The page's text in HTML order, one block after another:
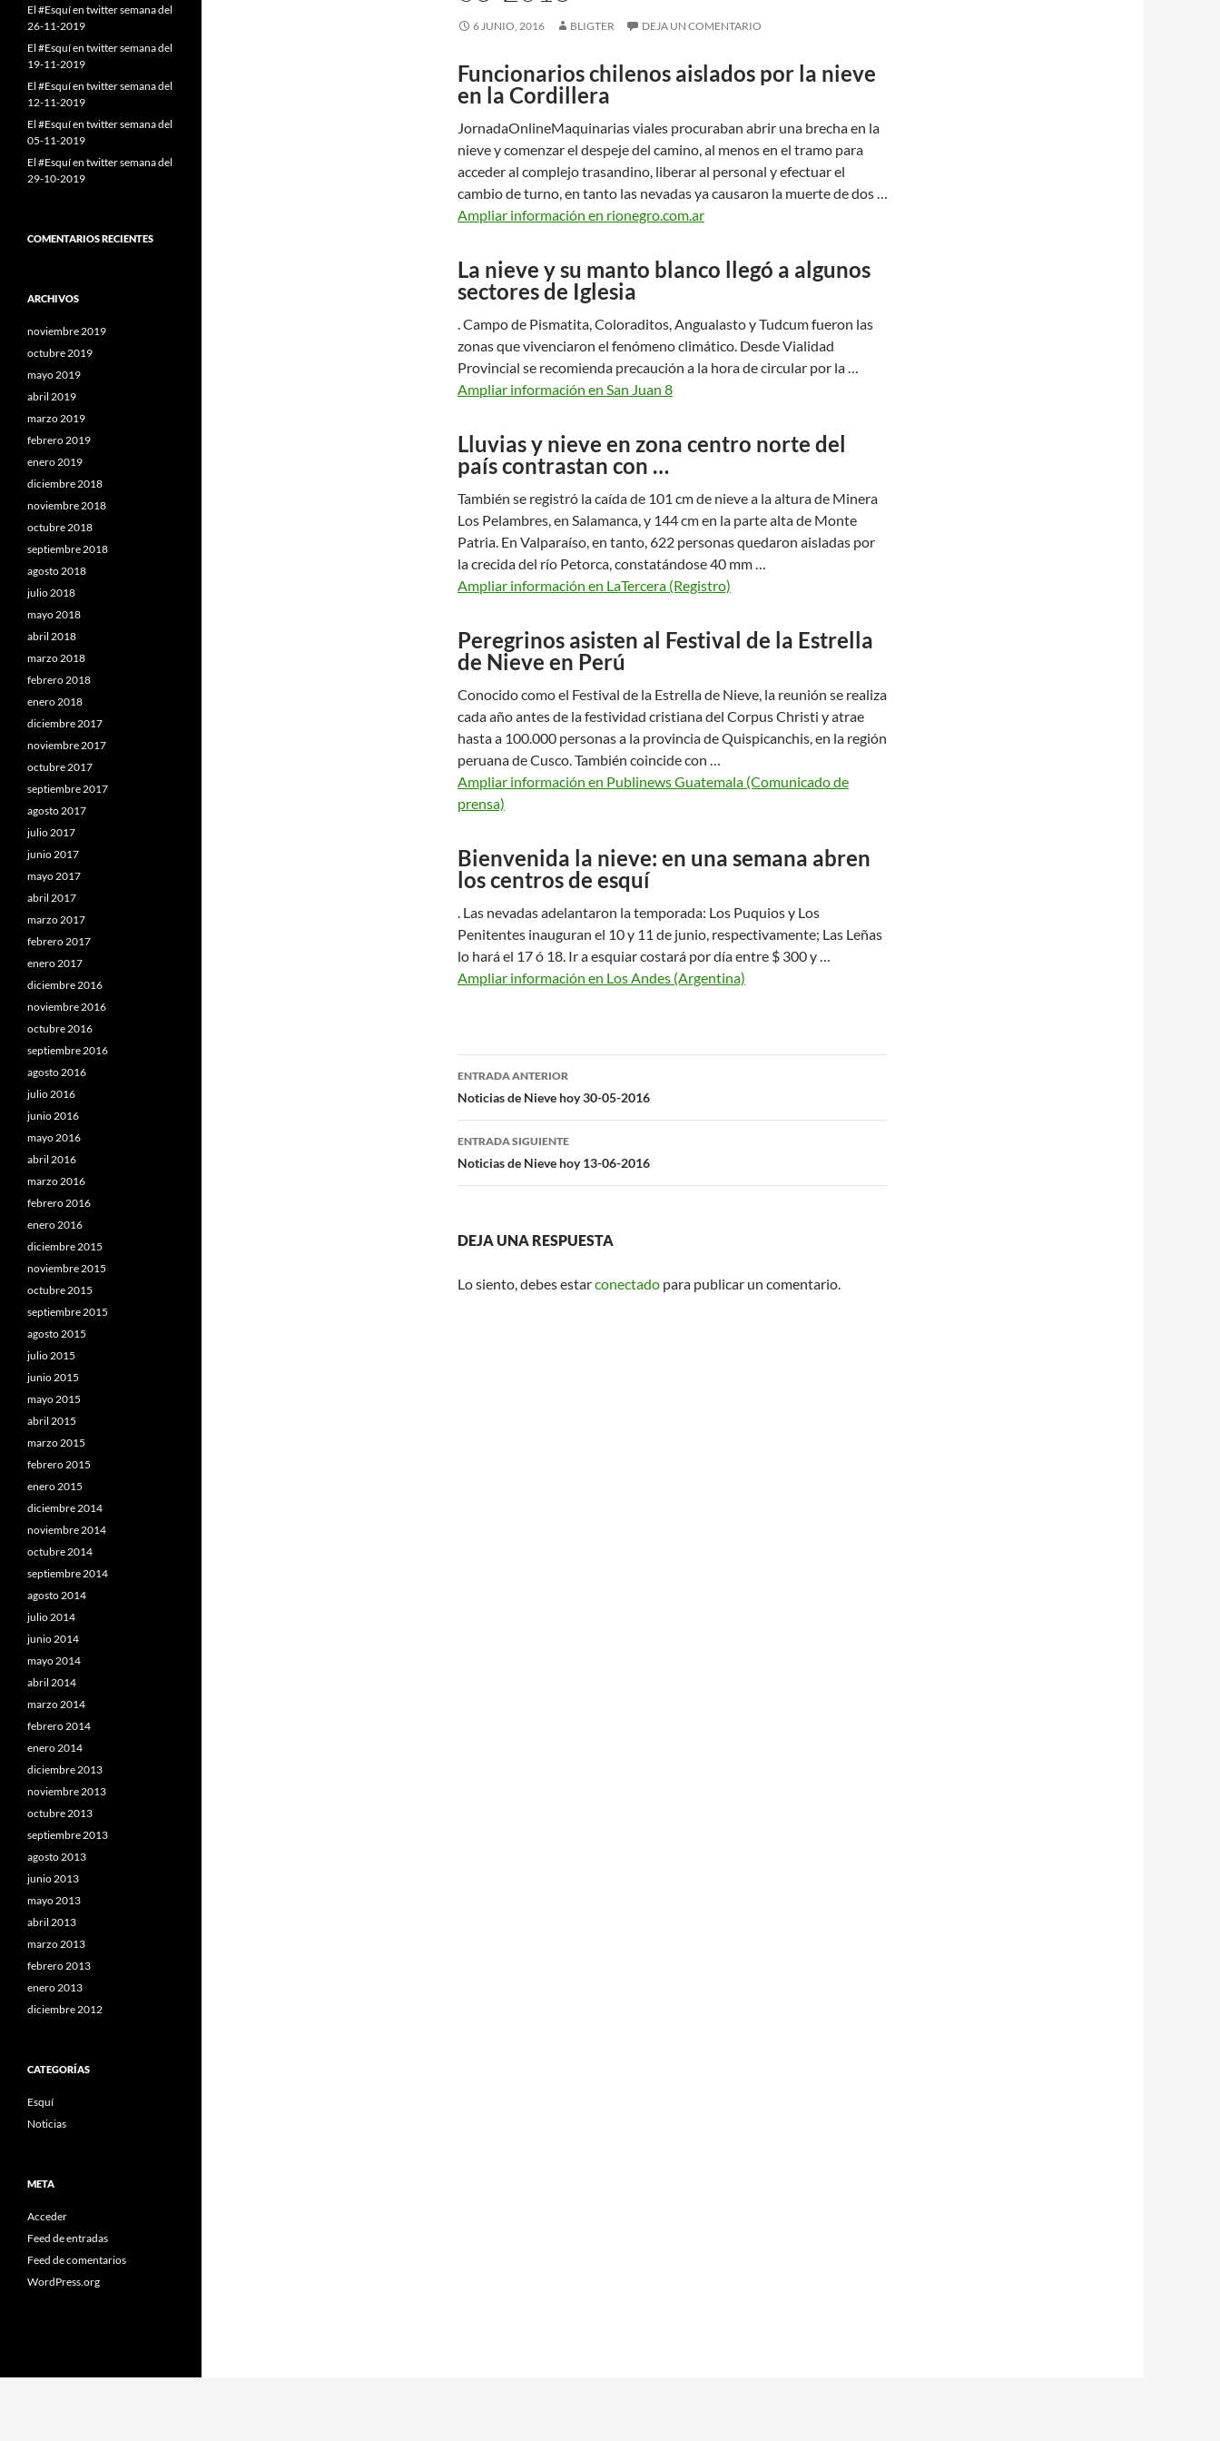
6 JUNIO, 2016 BLIGTER DEJA UN COMENTARIO
Funcionarios chilenos aislados por la nieve
en la Cordillera
JornadaOnlineMaquinarias viales procuraban abrir una brecha en la
nieve y comenzar el despeje del camino, al menos en el tramo para
acceder al complejo trasandino, liberar al personal y efectuar el
cambio de turno, en tanto las nevadas ya causaron la muerte de dos …
Ampliar información en rionegro.com.ar
La nieve y su manto blanco llegó a algunos
sectores de Iglesia
. Campo de Pismatita, Coloraditos, Angualasto y Tudcum fueron las
zonas que vivenciaron el fenómeno climático. Desde Vialidad
Provincial se recomienda precaución a la hora de circular por la …
Ampliar información en San Juan 8
Lluvias y nieve en zona centro norte del
país contrastan con …
También se registró la caída de 101 cm de nieve a la altura de Minera
Los Pelambres, en Salamanca, y 144 cm en la parte alta de Monte
Patria. En Valparaíso, en tanto, 622 personas quedaron aisladas por
la crecida del río Petorca, constatándose 40 mm …
Ampliar información en LaTercera (Registro)
Peregrinos asisten al Festival de la Estrella
de Nieve en Perú
Conocido como el Festival de la Estrella de Nieve, la reunión se realiza
cada año antes de la festividad cristiana del Corpus Christi y atrae
hasta a 100.000 personas a la provincia de Quispicanchis, en la región
peruana de Cusco. También coincide con …
Ampliar información en Publinews Guatemala (Comunicado de
prensa)
Bienvenida la nieve: en una semana abren
los centros de esquí
. Las nevadas adelantaron la temporada: Los Puquios y Los
Penitentes inauguran el 10 y 11 de junio, respectivamente; Las Leñas
lo hará el 17 ó 18. Ir a esquiar costará por día entre $ 300 y …
Ampliar información en Los Andes (Argentina)
Navegación
de
entradas
ENTRADA ANTERIOR
Noticias de Nieve hoy 30-05-2016
ENTRADA SIGUIENTE
Noticias de Nieve hoy 13-06-2016
DEJA UNA RESPUESTA
Lo siento, debes estarconectado para publicar un comentario.
El #Esquí en twitter semana del
26-11-2019
El #Esquí en twitter semana del
19-11-2019
El #Esquí en twitter semana del
12-11-2019
El #Esquí en twitter semana del
05-11-2019
El #Esquí en twitter semana del
29-10-2019
COMENTARIOS RECIENTES
ARCHIVOS
noviembre 2019
octubre 2019
mayo 2019
abril 2019
marzo 2019
febrero 2019
enero 2019
diciembre 2018
noviembre 2018
octubre 2018
septiembre 2018
agosto 2018
julio 2018
mayo 2018
abril 2018
marzo 2018
febrero 2018
enero 2018
diciembre 2017
noviembre 2017
octubre 2017
septiembre 2017
agosto 2017
julio 2017
junio 2017
mayo 2017
abril 2017
marzo 2017
febrero 2017
enero 2017
diciembre 2016
noviembre 2016
octubre 2016
septiembre 2016
agosto 2016
julio 2016
junio 2016
mayo 2016
abril 2016
marzo 2016
febrero 2016
enero 2016
diciembre 2015
noviembre 2015
octubre 2015
septiembre 2015
agosto 2015
julio 2015
junio 2015
mayo 2015
abril 2015
marzo 2015
febrero 2015
enero 2015
diciembre 2014
noviembre 2014
octubre 2014
septiembre 2014
agosto 2014
julio 2014
junio 2014
mayo 2014
abril 2014
marzo 2014
febrero 2014
enero 2014
diciembre 2013
noviembre 2013
octubre 2013
septiembre 2013
agosto 2013
junio 2013
mayo 2013
abril 2013
marzo 2013
febrero 2013
enero 2013
diciembre 2012
CATEGORÍAS
Esquí
Noticias
META
Acceder
Feed de entradas
Feed de comentarios
WordPress.org